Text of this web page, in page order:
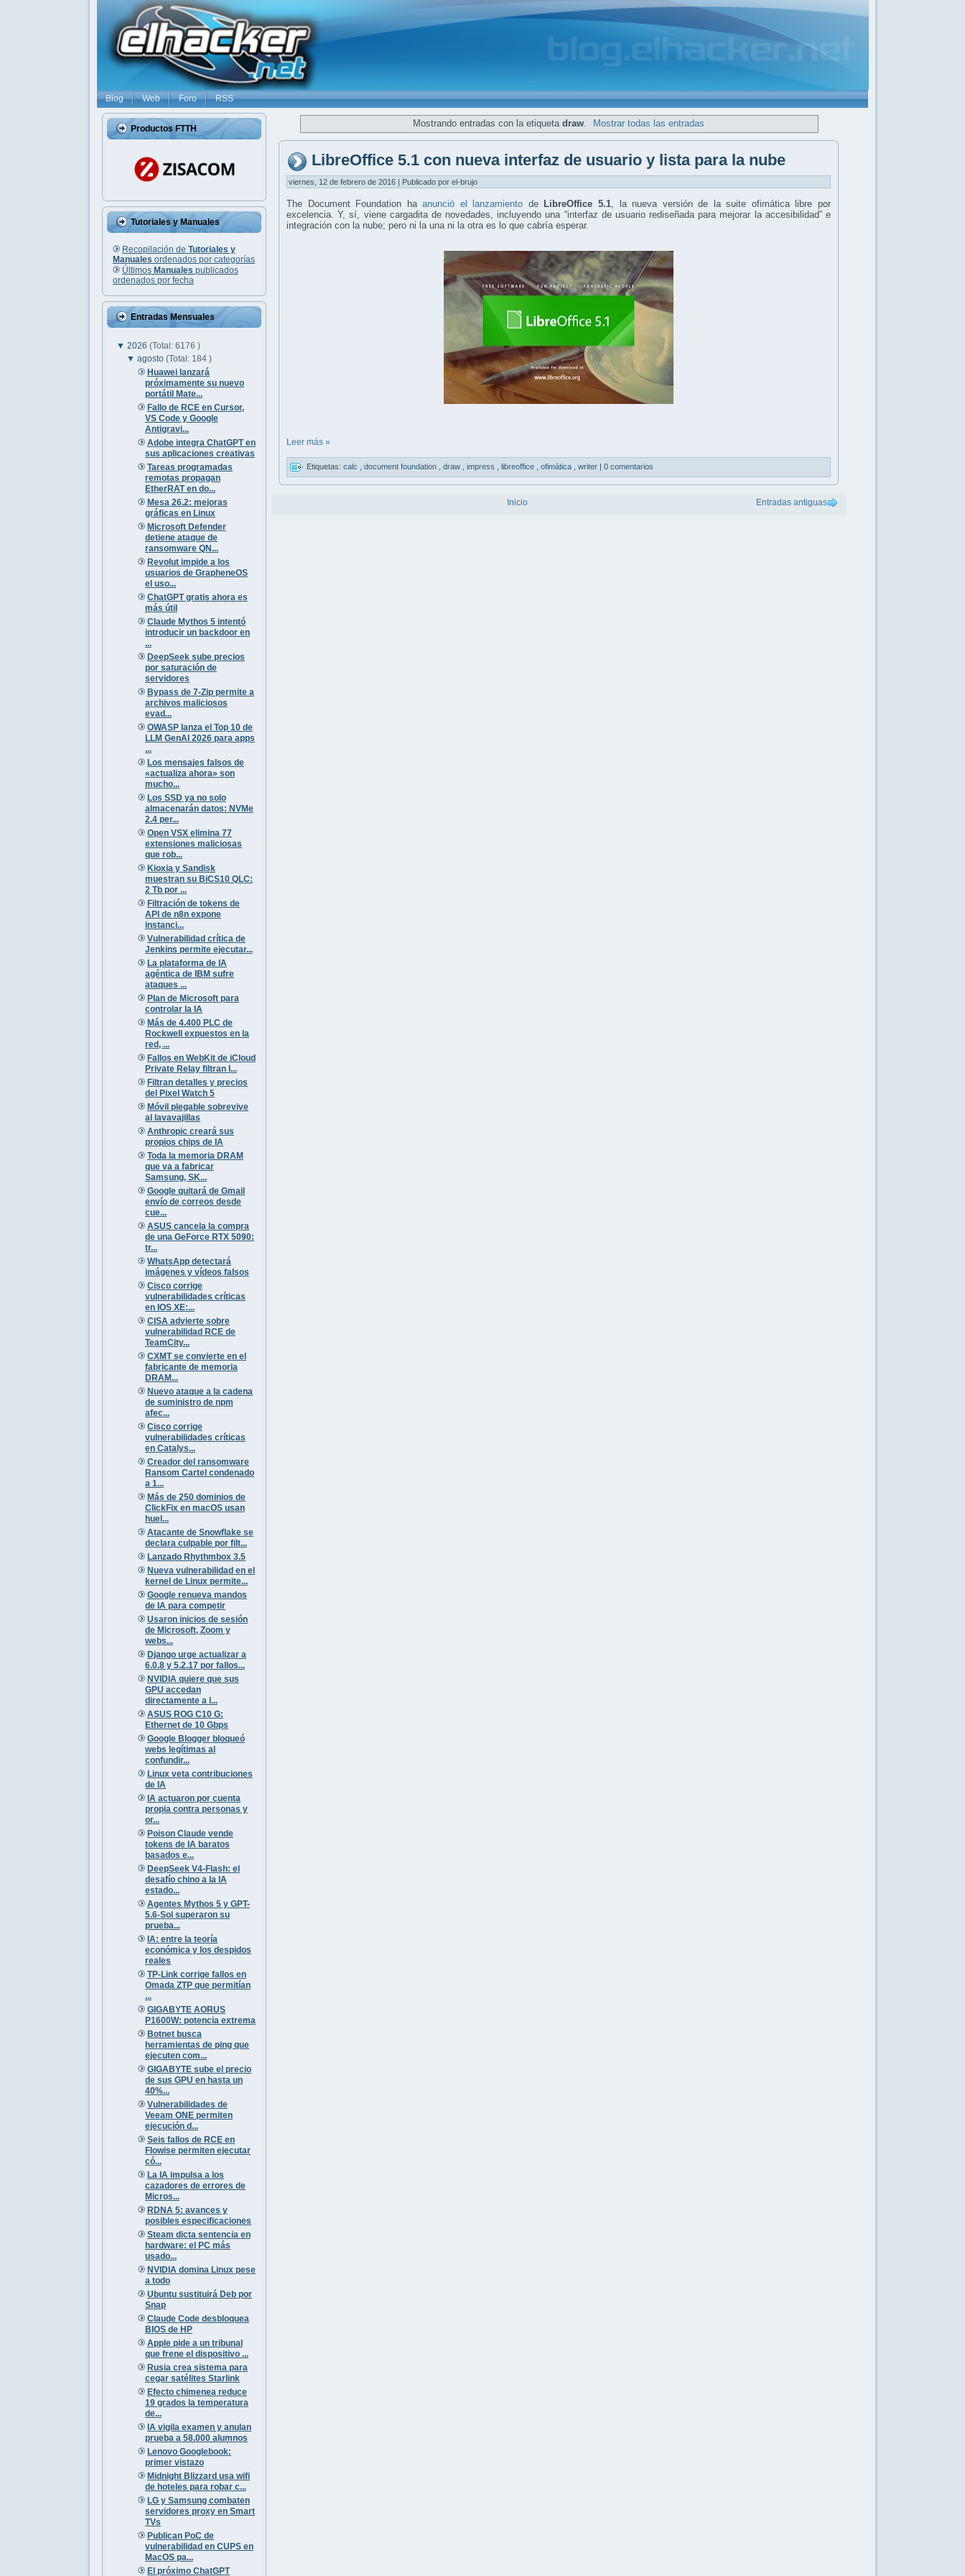
Blog Web Foro RSS
Productos FTTH
Tutoriales y Manuales
Recopilación de Tutoriales y
Manuales ordenados por categorías
Últimos Manuales publicados
ordenados por fecha
Entradas Mensuales
▼ 2026 (Total: 6176 )
▼agosto(Total: 184 )
Huawei lanzará
próximamente su nuevo
portátil Mate...
Fallo de RCE en Cursor,
VS Code y Google
Antigravi...
Adobe integra ChatGPT en
sus aplicaciones creativas
Tareas programadas
remotas propagan
EtherRAT en do...
Mesa 26.2: mejoras
gráficas en Linux
Microsoft Defender
detiene ataque de
ransomware QN...
Revolut impide a los
usuarios de GrapheneOS
el uso...
ChatGPT gratis ahora es
más útil
Claude Mythos 5 intentó
introducir un backdoor en
...
DeepSeek sube precios
por saturación de
servidores
Bypass de 7-Zip permite a
archivos maliciosos
evad...
OWASP lanza el Top 10 de
LLM GenAI 2026 para apps
...
Los mensajes falsos de
«actualiza ahora» son
mucho...
Los SSD ya no solo
almacenarán datos: NVMe
2.4 per...
Open VSX elimina 77
extensiones maliciosas
que rob...
Kioxia y Sandisk
muestran su BiCS10 QLC:
2 Tb por ...
Filtración de tokens de
API de n8n expone
instanci...
Vulnerabilidad crítica de
Jenkins permite ejecutar...
La plataforma de IA
agéntica de IBM sufre
ataques ...
Plan de Microsoft para
controlar la IA
Más de 4.400 PLC de
Rockwell expuestos en la
red, ...
Fallos en WebKit de iCloud
Private Relay filtran I...
Filtran detalles y precios
del Pixel Watch 5
Móvil plegable sobrevive
al lavavajillas
Anthropic creará sus
propios chips de IA
Toda la memoria DRAM
que va a fabricar
Samsung, SK...
Google quitará de Gmail
envío de correos desde
cue...
ASUS cancela la compra
de una GeForce RTX 5090:
tr...
WhatsApp detectará
imágenes y vídeos falsos
Cisco corrige
vulnerabilidades críticas
en IOS XE:...
CISA advierte sobre
vulnerabilidad RCE de
TeamCity...
CXMT se convierte en el
fabricante de memoria
DRAM...
Nuevo ataque a la cadena
de suministro de npm
afec...
Cisco corrige
vulnerabilidades críticas
en Catalys...
Creador del ransomware
Ransom Cartel condenado
a 1...
Más de 250 dominios de
ClickFix en macOS usan
huel...
Atacante de Snowflake se
declara culpable por filt...
Lanzado Rhythmbox 3.5
Nueva vulnerabilidad en el
kernel de Linux permite...
Google renueva mandos
de IA para competir
Usaron inicios de sesión
de Microsoft, Zoom y
webs...
Django urge actualizar a
6.0.8 y 5.2.17 por fallos...
NVIDIA quiere que sus
GPU accedan
directamente a l...
ASUS ROG C10 G:
Ethernet de 10 Gbps
Google Blogger bloqueó
webs legítimas al
confundir...
Linux veta contribuciones
de IA
IA actuaron por cuenta
propia contra personas y
or...
Poison Claude vende
tokens de IA baratos
basados e...
DeepSeek V4-Flash: el
desafío chino a la IA
estado...
Agentes Mythos 5 y GPT-
5.6-Sol superaron su
prueba...
IA: entre la teoría
económica y los despidos
reales
TP-Link corrige fallos en
Omada ZTP que permitían
...
GIGABYTE AORUS
P1600W: potencia extrema
Botnet busca
herramientas de ping que
ejecuten com...
GIGABYTE sube el precio
de sus GPU en hasta un
40%...
Vulnerabilidades de
Veeam ONE permiten
ejecución d...
Seis fallos de RCE en
Flowise permiten ejecutar
có...
La IA impulsa a los
cazadores de errores de
Micros...
RDNA 5: avances y
posibles especificaciones
Steam dicta sentencia en
hardware: el PC más
usado...
NVIDIA domina Linux pese
a todo
Ubuntu sustituirá Deb por
Snap
Claude Code desbloquea
BIOS de HP
Apple pide a un tribunal
que frene el dispositivo ...
Rusia crea sistema para
cegar satélites Starlink
Efecto chimenea reduce
19 grados la temperatura
de...
IA vigila examen y anulan
prueba a 58.000 alumnos
Lenovo Googlebook:
primer vistazo
Midnight Blizzard usa wifi
de hoteles para robar c...
LG y Samsung combaten
servidores proxy en Smart
TVs
Publican PoC de
vulnerabilidad en CUPS en
MacOS pa...
El próximo ChatGPT
Mostrando entradas con la etiqueta draw. Mostrar todas las entradas
LibreOffice 5.1 con nueva interfaz de usuario y lista para la nube
viernes, 12 de febrero de 2016 | Publicado por el-brujo
The Document Foundation haanunció el lanzamiento de LibreOffice 5.1 , la nueva versión de la suite ofimática libre por
excelencia. Y, sí, viene cargadita de novedades, incluyendo una “interfaz de usuario rediseñada para mejorar la accesibilidad” e
integración con la nube; pero ni la una ni la otra es lo que cabría esperar.
Leer más »
Etiquetas: calc document foundation draw impress libreoffice ofimática writer | 0 comentarios
Entradas antiguas
Inicio